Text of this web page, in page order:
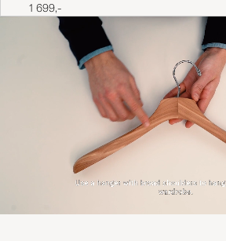
1 699,-